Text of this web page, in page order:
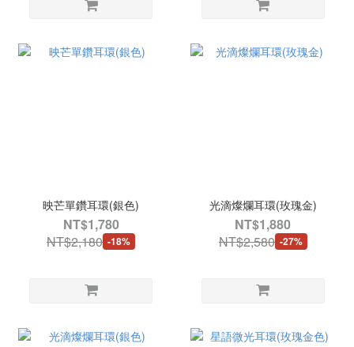
映芒單鑽耳環(銀色)
NT$1,780
NT$2,180 -18%
光滴燦爛耳環(玫瑰金)
NT$1,880
NT$2,580 -27%